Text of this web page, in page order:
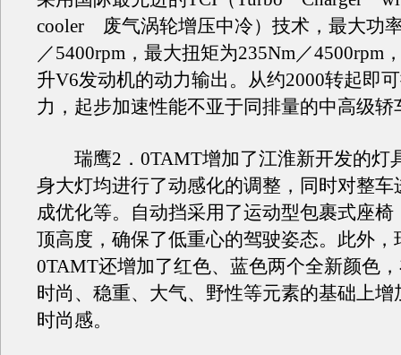
cooler 废气涡轮增压中冷）技术，最大功
／5400rpm，最大扭矩为235Nm／4500rpm
升V6发动机的动力输出。从约2000转起即
力，起步加速性能不亚于同排量的中高级轿
瑞鹰2．0TAMT增加了江淮新开发的灯
身大灯均进行了动感化的调整，同时对整车
成优化等。自动挡采用了运动型包裹式座椅
顶高度，确保了低重心的驾驶姿态。此外，
0TAMT还增加了红色、蓝色两个全新颜色
时尚、稳重、大气、野性等元素的基础上增
时尚感。